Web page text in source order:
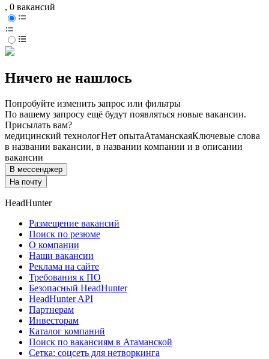
, 0 вакансий
Ничего не нашлось
Попробуйте изменить запрос или фильтры
По вашему запросу ещё будут появляться новые вакансии.
Присылать вам?
медицинский технологНет опытаАтаманскаяКлючевые слова
в названии вакансии, в названии компании и в описании
вакансии
В мессенджер
На почту
HeadHunter
Размещение вакансий
Поиск по резюме
О компании
Наши вакансии
Реклама на сайте
Требования к ПО
Безопасный HeadHunter
HeadHunter API
Партнерам
Инвесторам
Каталог компаний
Поиск по вакансиям в Атаманской
Сетка: соцсеть для нетворкинга